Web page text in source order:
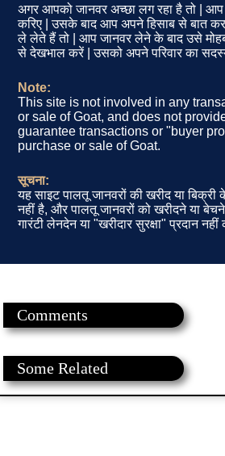
अगर आपको जानवर अच्छा लग रहा है तो |
करिए | उसके बाद आप अपने हिसाब से बात
ले लेते हैं तो | आप जानवर लेने के बाद उसे
से देखभाल करें | उसको अपने परिवार का सदस्य
Note:
This site is not involved in any
or sale of Goat, and does not
guarantee transactions or "buyer
purchase or sale of Goat.
सूचना:
यह साइट पालतू जानवरों की खरीद या
नहीं है, और पालतू जानवरों को खरीदने या
गारंटी लेनदेन या "खरीदार सुरक्षा" प्रदान नहीं
Comments
Some Related